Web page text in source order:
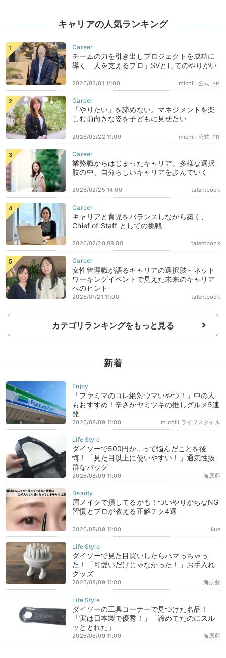
キャリアの人気ランキング
チームの力を引き出しプロジェクトを成功に
導く「人を支えるプロ」SVとしてのやりがい
michill 公式 PR
2026/03/01 11:00
「やりたい」を諦めない。マネジメントを楽
しむ前向きな姿を子どもに見せたい
michill 公式 PR
2026/03/22 11:00
業務職からはじまったキャリア。多様な選択
肢の中、自分らしいキャリアを歩んでいく
talentbook
2026/02/25 14:00
キャリアと育児をバランスしながら築く、
Chief of Staff としての挑戦
talentbook
2026/02/20 08:00
女性管理職が語るキャリアの選択肢～ネット
ワーキングイベントで見えた未来のキャリア
へのヒント
talentbook
2026/01/21 11:00
カテゴリランキングをもっと見る
新着
「ファミマのコレ絶対ウマいやつ！」中の人
もおすすめ！辛さがヤミツキの推しグルメ5連
発
michill ライフスタイル
2026/08/09 11:00
ダイソーで500円か…って悩んだことを後
悔！「見た目以上に使いやすい！」通気性抜
群なバッグ
海原藍
2026/08/09 11:00
眉メイクで損してるかも！ついやりがちなNG
習慣とプロが教える正解テク4選
Ikue
2026/08/09 11:00
ダイソーで見た目買いしたらハマっちゃっ
た！「可愛いだけじゃなかった！」お手入れ
グッズ
海原藍
2026/08/09 11:00
ダイソーの工具コーナーで見つけた名品！
「実は日本製で優秀！」「諦めてたのにスル
ッととれた」
海原藍
2026/08/09 11:00